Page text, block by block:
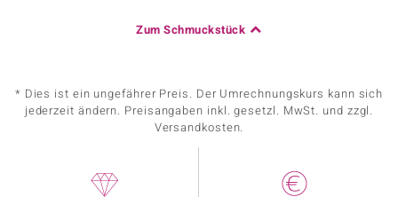
Zum Schmuckstück
* Dies ist ein ungefährer Preis. Der Umrechnungskurs kann sich
jederzeit ändern. Preisangaben inkl. gesetzl. MwSt. und zzgl.
Versandkosten.